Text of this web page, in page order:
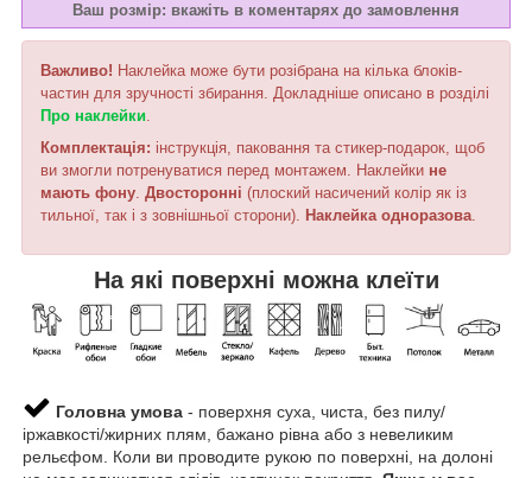
Ваш розмір: вкажіть в коментарях до замовлення
Важливо! Наклейка може бути розібрана на кілька блоків-
частин для зручності збирання. Докладніше описано в розділі
Про наклейки.
Комплектація: інструкція, паковання та стикер-подарок, щоб
ви змогли потренуватися перед монтажем. Наклейки не
мають фону. Двосторонні (плоский насичений колір як із
тильної, так і з зовнішньої сторони). Наклейка одноразова.
На які поверхні можна клеїти
Головна умова - поверхня суха, чиста, без пилу/
іржавкості/жирних плям, бажано рівна або з невеликим
рельєфом. Коли ви проводите рукою по поверхні, на долоні